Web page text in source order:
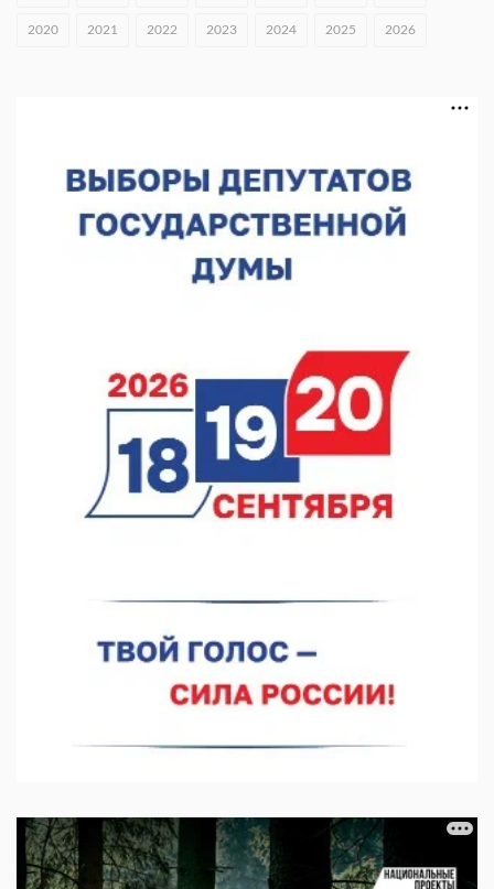
05.08.2026 18:07
В Нижнем Новгороде обсудили развитие волонтерства
2020 2021 2022 2023 2024 2025 2026